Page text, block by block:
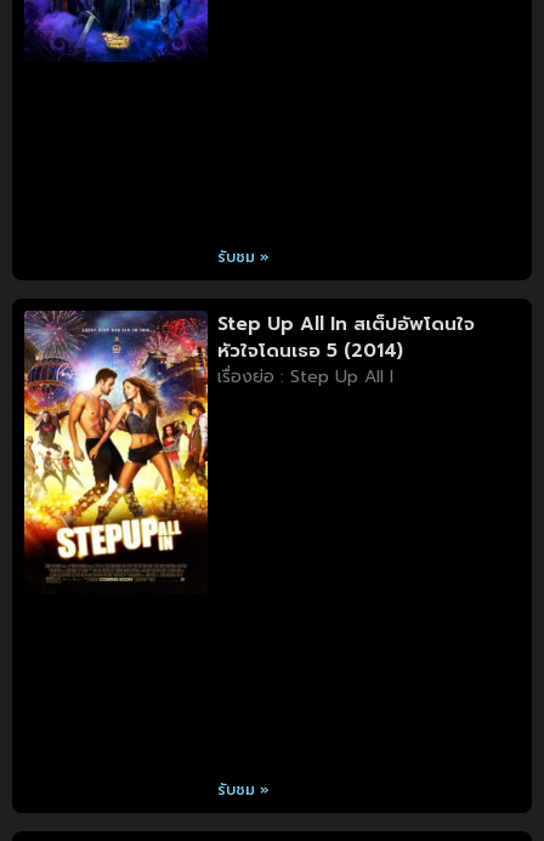
รับชม »
Step Up All In สเต็ปอัพโดนใจ
หัวใจโดนเธอ 5 (2014)
เรื่องย่อ : Step Up All I
รับชม »